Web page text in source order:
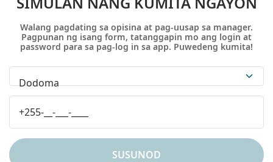
Walang pagdating sa opisina at pag-uusap sa manager.
Pagpunan ng isang form, tatanggapin mo ang login at
password para sa pag-log in sa app. Puwedeng kumita!
Dodoma
SUSUNOD